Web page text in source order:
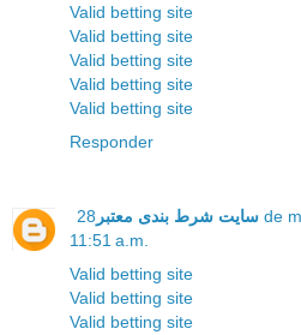
Valid betting site
Valid betting site
Valid betting site
Valid betting site
Valid betting site
Responder
سایت شرط بندی معتبر 28 de marzo de 2021 a las
11:51 a.m.
Valid betting site
Valid betting site
Valid betting site